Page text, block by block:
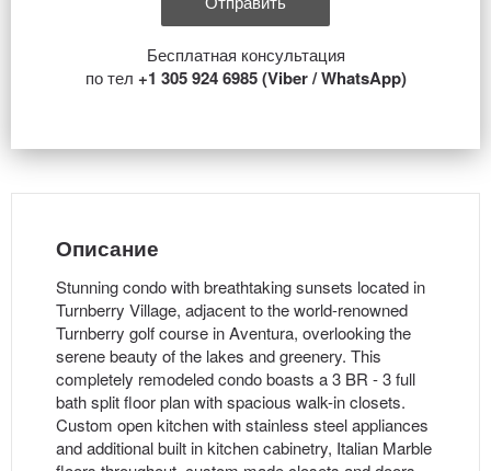
Бесплатная консультация
по тел +1 305 924 6985 (Viber / WhatsApp)
Описание
Stunning condo with breathtaking sunsets located in
Turnberry Village, adjacent to the world-renowned
Turnberry golf course in Aventura, overlooking the
serene beauty of the lakes and greenery. This
completely remodeled condo boasts a 3 BR - 3 full
bath split floor plan with spacious walk-in closets.
Custom open kitchen with stainless steel appliances
and additional built in kitchen cabinetry, Italian Marble